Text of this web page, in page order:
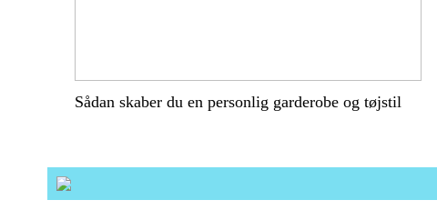
Sådan skaber du en personlig garderobe og tøjstil